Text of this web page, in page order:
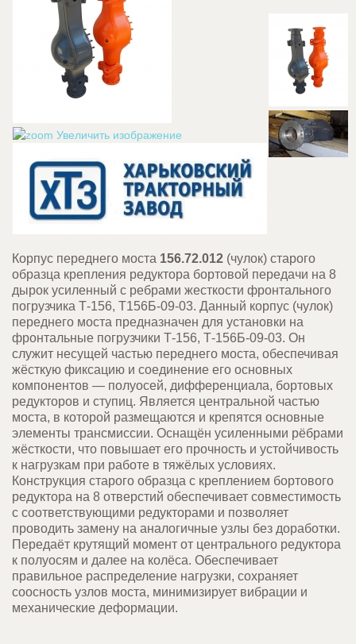
Увеличить изображение
Корпус переднего моста 156.72.012 (чулок) старого
образца крепления редуктора бортовой передачи на 8
дырок усиленный с ребрами жесткости фронтального
погрузчика Т-156, Т156Б-09-03. Данный корпус (чулок)
переднего моста предназначен для установки на
фронтальные погрузчики Т-156, Т-156Б-09-03. Он
служит несущей частью переднего моста, обеспечивая
жёсткую фиксацию и соединение его основных
компонентов — полуосей, дифференциала, бортовых
редукторов и ступиц. Является центральной частью
моста, в которой размещаются и крепятся основные
элементы трансмиссии. Оснащён усиленными рёбрами
жёсткости, что повышает его прочность и устойчивость
к нагрузкам при работе в тяжёлых условиях.
Конструкция старого образца с креплением бортового
редуктора на 8 отверстий обеспечивает совместимость
с соответствующими редукторами и позволяет
проводить замену на аналогичные узлы без доработки.
Передаёт крутящий момент от центрального редуктора
к полуосям и далее на колёса. Обеспечивает
правильное распределение нагрузки, сохраняет
соосность узлов моста, минимизирует вибрации и
механические деформации.